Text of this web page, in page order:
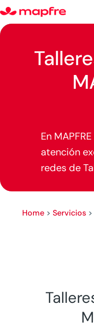
En
atención
redes de
Home> Servicios>